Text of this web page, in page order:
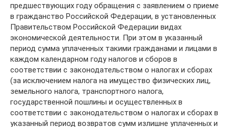
предшествующих году обращения с заявлением о приеме
в гражданство Российской Федерации, в установленных
Правительством Российской Федерации видах
экономической деятельности. При этом в указанный
период сумма уплаченных такими гражданами и лицами в
каждом календарном году налогов и сборов в
соответствии с законодательством о налогах и сборах
(за исключением налога на имущество физических лиц,
земельного налога, транспортного налога,
государственной пошлины и осуществленных в
соответствии с законодательством о налогах и сборах в
указанный период возвратов сумм излишне уплаченных и